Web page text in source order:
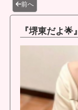
前へ
『堺東だよ🌟』